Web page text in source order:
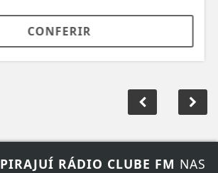
CONFERIR
PIRAJUÍ RÁDIO CLUBE FM NAS